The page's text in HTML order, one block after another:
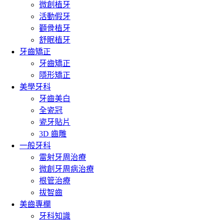
微創植牙
活動假牙
顴骨植牙
舒眠植牙
牙齒矯正
牙齒矯正
隱形矯正
美學牙科
牙齒美白
全瓷冠
瓷牙貼片
3D 齒雕
一般牙科
雷射牙周治療
微創牙周病治療
根管治療
拔智齒
美齒專欄
牙科知識